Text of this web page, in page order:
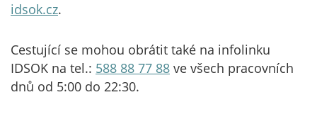
idsok.cz.
Cestující se mohou obrátit také na infolinku
IDSOK na tel.: 588 88 77 88 ve všech pracovních
dnů od 5:00 do 22:30.